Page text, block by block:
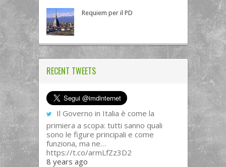
Requiem per il PD
RECENT TWEETS
Il Governo in Italia è come la
primiera a scopa: tutti sanno quali
sono le figure principali e come
funziona, ma ne…
https://t.co/armLfZz3D2
8 years ago